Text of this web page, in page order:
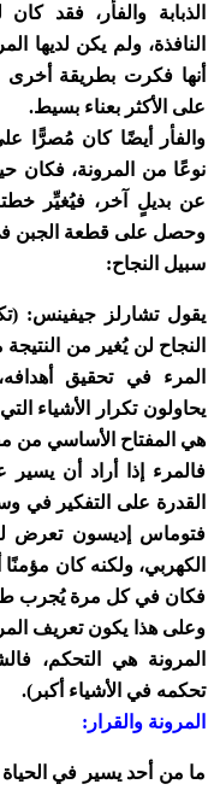
الذبابة والفأر، فقد
النافذة، ولم يكن لديها
أنها فكرت بطريقة أخرى
على الأكثر بعناء بسيط.
والفأر أيضًا كان مُصرًّا
نوعًا من المرونة، فكان
عن بديلٍ آخر، فيُغيِّر
وحصل على قطعة الجبن في
سبيل النجاح:
يقول تشارلز جيفينس:
النجاح لن يُغير من
المرء في تحقيق
يحاولون تكرار الأشياء
هي المفتاح الأساسي من
فالمرء إذا أراد أن
القدرة على التفكير في
الكهربي، ولكنه كان
فكان في كل مرة يُجرب
وعلى هذا يكون تعريف
المرونة هي التحكم،
تحكمه في الأشياء أكبر).
المرونة والقرار:
ما من أحد يسير في الحياة